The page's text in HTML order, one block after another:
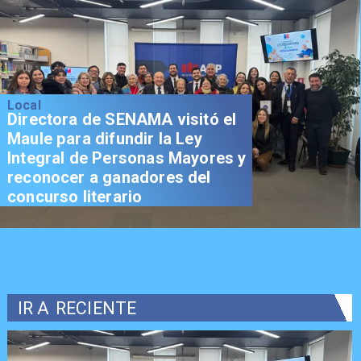
Local
Directora de SENAMA visitó el
Maule para difundir la Ley
Integral de Personas Mayores y
reconocer a ganadores del
concurso literario
IR A RECIENTE